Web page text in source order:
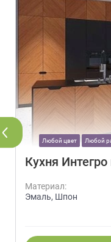
Любой цвет Любой
Кухня
Материал:
Эмаль, Шпон